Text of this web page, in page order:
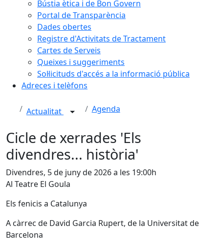
Bústia ètica i de Bon Govern
Portal de Transparència
Dades obertes
Registre d'Activitats de Tractament
Cartes de Serveis
Queixes i suggeriments
Sol·licituds d'accés a la informació pública
Adreces i telèfons
Actualitat Agenda
Cicle de xerrades 'Els
divendres... història'
Divendres, 5 de juny de 2026 a les 19:00h
Al Teatre El Goula
Els fenicis a Catalunya
A càrrec de David Garcia Rupert, de la Universitat de
Barcelona